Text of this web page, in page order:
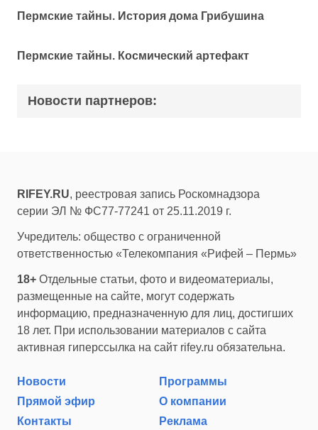
Пермские тайны. История дома Грибушина
Пермские тайны. Космический артефакт
Новости партнеров:
RIFEY.RU, реестровая запись Роскомнадзора
серии ЭЛ № ФС77-77241 от 25.11.2019 г.
Учредитель: общество с ограниченной
ответственностью «Телекомпания «Рифей – Пермь»
18+ Отдельные статьи, фото и видеоматериалы,
размещенные на сайте, могут содержать
информацию, предназначенную для лиц, достигших
18 лет. При использовании материалов с сайта
активная гиперссылка на сайт rifey.ru обязательна.
Новости
Программы
Прямой эфир
О компании
Контакты
Реклама